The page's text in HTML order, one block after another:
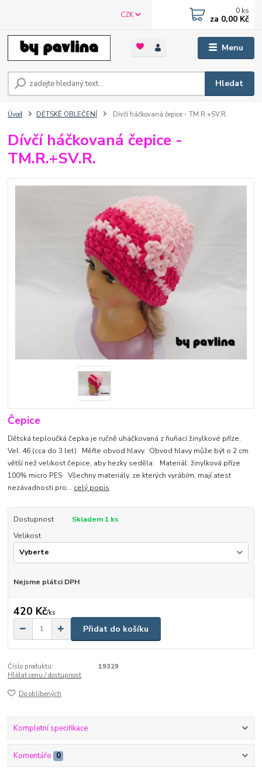
Menu
CZK
Hledat
0 ks
za 0,00 Kč
Úvod DĚTSKÉ OBLEČENÍ Dívčí háčkovaná čepice - TM.R.+SV.R.
Dívčí háčkovaná čepice -
TM.R.+SV.R.
Čepice
Dětská teploučká čepka je ručně uháčkovaná z ňuňací žinylkové příze.
Vel. 46 (cca do 3 let) Měřte obvod hlavy. Obvod hlavy může být o 2 cm
větší než velikost čepice, aby hezky seděla. Materiál: žinylková příze
100% micro PES Všechny materiály, ze kterých vyrábím, mají atest
nezávadnosti pro... celý popis
Dostupnost
Skladem 1 ks
Velikost
Nejsme plátci DPH
420 Kč/ks
Přidat do košíku
Číslo produktu:
19329
Hlídat cenu / dostupnost
Do oblíbených
Kompletní specifikace
Komentáře 0